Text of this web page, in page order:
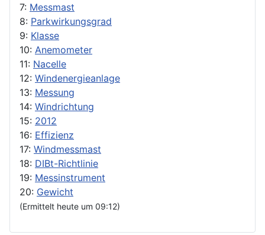
7: Messmast
8: Parkwirkungsgrad
9: Klasse
10: Anemometer
11: Nacelle
12: Windenergieanlage
13: Messung
14: Windrichtung
15: 2012
16: Effizienz
17: Windmessmast
18: DIBt-Richtlinie
19: Messinstrument
20: Gewicht
(Ermittelt heute um 09:12)